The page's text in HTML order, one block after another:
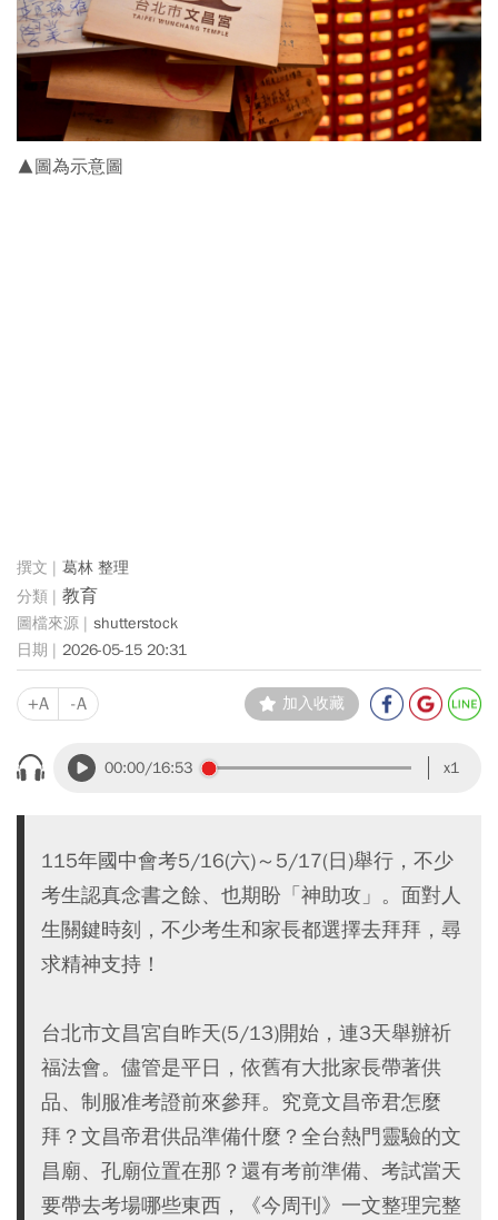
▲圖為示意圖
葛林 整理
教育
shutterstock
2026-05-15 20:31
+A -A 加入收藏
00:00/16:53 x1
115年國中會考5/16(六)～5/17(日)舉行，不少
考生認真念書之餘、也期盼「神助攻」。面對人
生關鍵時刻，不少考生和家長都選擇去拜拜，尋
求精神支持！
台北市文昌宮自昨天(5/13)開始，連3天舉辦祈
福法會。儘管是平日，依舊有大批家長帶著供
品、制服准考證前來參拜。究竟文昌帝君怎麼
拜？文昌帝君供品準備什麼？全台熱門靈驗的文
昌廟、孔廟位置在那？還有考前準備、考試當天
要帶去考場哪些東西，《今周刊》一文整理完整